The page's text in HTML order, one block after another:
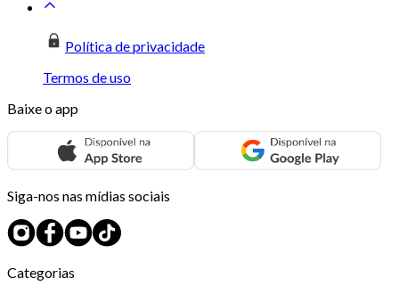
Política de privacidade
Termos de uso
Baixe o app
Siga-nos nas mídias sociais
Categorias